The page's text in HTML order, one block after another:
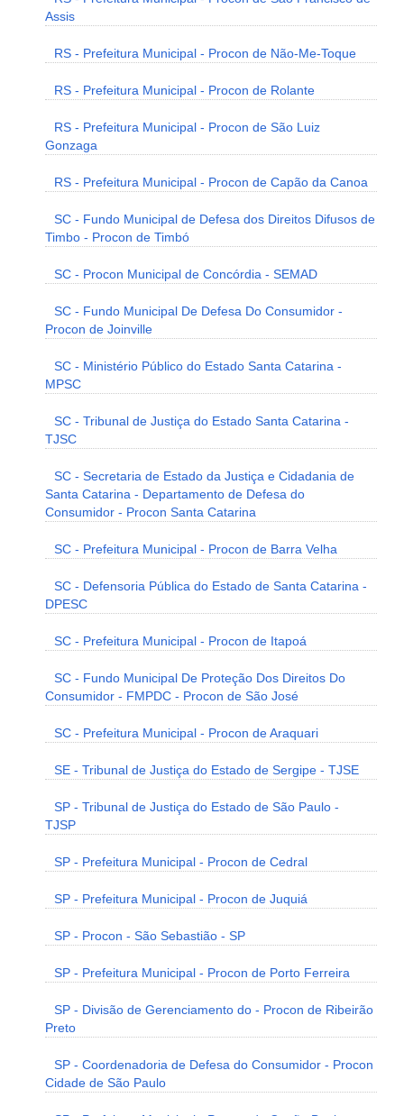
Assis
RS - Prefeitura Municipal - Procon de Não-Me-Toque
RS - Prefeitura Municipal - Procon de Rolante
RS - Prefeitura Municipal - Procon de São Luiz
Gonzaga
RS - Prefeitura Municipal - Procon de Capão da Canoa
SC - Fundo Municipal de Defesa dos Direitos Difusos de
Timbo - Procon de Timbó
SC - Procon Municipal de Concórdia - SEMAD
SC - Fundo Municipal De Defesa Do Consumidor -
Procon de Joinville
SC - Ministério Público do Estado Santa Catarina -
MPSC
SC - Tribunal de Justiça do Estado Santa Catarina -
TJSC
SC - Secretaria de Estado da Justiça e Cidadania de
Santa Catarina - Departamento de Defesa do
Consumidor - Procon Santa Catarina
SC - Prefeitura Municipal - Procon de Barra Velha
SC - Defensoria Pública do Estado de Santa Catarina -
DPESC
SC - Prefeitura Municipal - Procon de Itapoá
SC - Fundo Municipal De Proteção Dos Direitos Do
Consumidor - FMPDC - Procon de São José
SC - Prefeitura Municipal - Procon de Araquari
SE - Tribunal de Justiça do Estado de Sergipe - TJSE
SP - Tribunal de Justiça do Estado de São Paulo -
TJSP
SP - Prefeitura Municipal - Procon de Cedral
SP - Prefeitura Municipal - Procon de Juquiá
SP - Procon - São Sebastião - SP
SP - Prefeitura Municipal - Procon de Porto Ferreira
SP - Divisão de Gerenciamento do - Procon de Ribeirão
Preto
SP - Coordenadoria de Defesa do Consumidor - Procon
Cidade de São Paulo